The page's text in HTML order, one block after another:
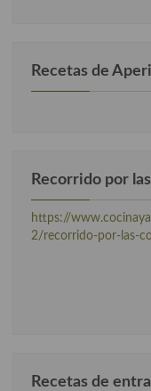
Recetas de
Recorrido por
https://
2/recorrido-por-las-
Recetas de